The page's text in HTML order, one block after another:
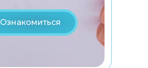
Ознакомиться